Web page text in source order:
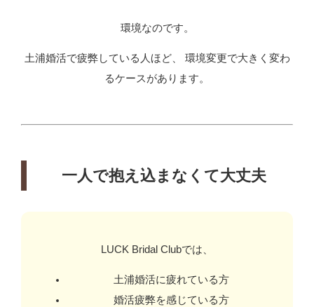
環境なのです。
土浦婚活で疲弊している人ほど、 環境変更で大きく変わ
るケースがあります。
一人で抱え込まなくて大丈夫
LUCK Bridal Clubでは、
土浦婚活に疲れている方
婚活疲弊を感じている方